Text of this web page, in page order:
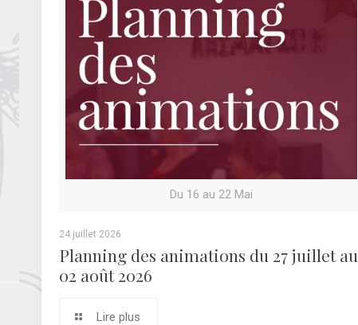
Du 16 au 22 Mai
24 juillet 2026
Planning des animations du 27 juillet au
02 août 2026
Lire plus